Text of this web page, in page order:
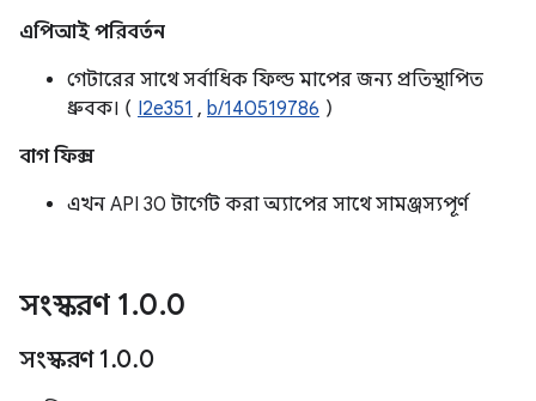
এপিআই পরিবর্তন
গেটারের সাথে সর্বাধিক ফিল্ড মাপের জন্য প্রতিস্থাপিত
ধ্রুবক। ( I2e351 , b/140519786 )
বাগ ফিক্স
এখন API 30 টার্গেট করা অ্যাপের সাথে সামঞ্জস্যপূর্ণ
সংস্করণ 1.0.0
সংস্করণ 1.0.0